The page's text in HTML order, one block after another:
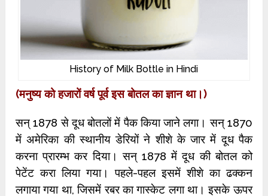
History of Milk Bottle in Hindi
(मनुष्य को हजारों वर्ष पूर्व इस बोतल का ज्ञान था।)
सन् 1878 से दूध बोतलों में पैक किया जाने लगा। सन् 1870
में अमेरिका की स्थानीय डेरियों ने शीशे के जार में दूध पैक
करना प्रारम्भ कर दिया। सन् 1878 में दूध की बोतल को
पेटेंट करा लिया गया। पहले-पहल इसमें शीशे का ढक्कन
लगाया गया था, जिसमें रबर का गास्केट लगा था। इसके ऊपर